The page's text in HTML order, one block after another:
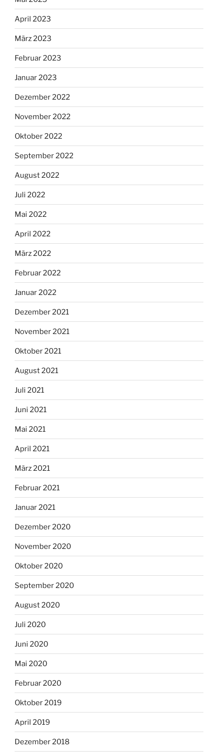
April 2023
März 2023
Februar 2023
Januar 2023
Dezember 2022
November 2022
Oktober 2022
September 2022
August 2022
Juli 2022
Mai 2022
April 2022
März 2022
Februar 2022
Januar 2022
Dezember 2021
November 2021
Oktober 2021
August 2021
Juli 2021
Juni 2021
Mai 2021
April 2021
März 2021
Februar 2021
Januar 2021
Dezember 2020
November 2020
Oktober 2020
September 2020
August 2020
Juli 2020
Juni 2020
Mai 2020
Februar 2020
Oktober 2019
April 2019
Dezember 2018